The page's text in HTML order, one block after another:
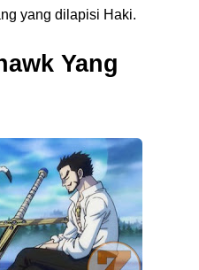
yang dilapisi Haki.
Yang